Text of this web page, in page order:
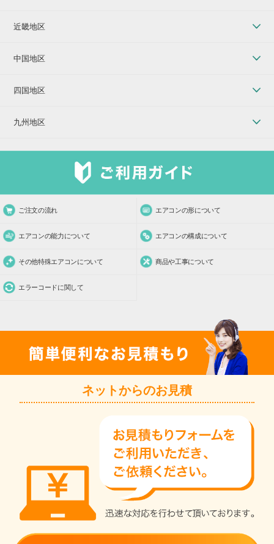
近畿地区
中国地区
四国地区
九州地区
ご注文の流れ エアコンの形について
エアコンの能力について エアコンの構成について
その他特殊エアコンについて 商品や工事について
エラーコードに関して
ネットからのお見積